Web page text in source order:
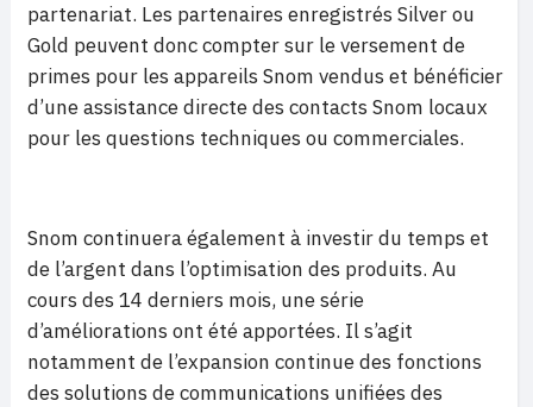
partenariat. Les partenaires enregistrés Silver ou
Gold peuvent donc compter sur le versement de
primes pour les appareils Snom vendus et bénéficier
d’une assistance directe des contacts Snom locaux
pour les questions techniques ou commerciales.
Snom continuera également à investir du temps et
de l’argent dans l’optimisation des produits. Au
cours des 14 derniers mois, une série
d’améliorations ont été apportées. Il s’agit
notamment de l’expansion continue des fonctions
des solutions de communications unifiées des